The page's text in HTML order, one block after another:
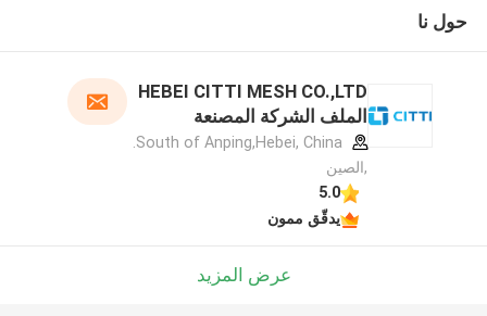
حول نا
HEBEI CITTI MESH CO.,LTD
الملف الشركة المصنعة
,الصين
5.0
يدقّق ممون
عرض المزيد